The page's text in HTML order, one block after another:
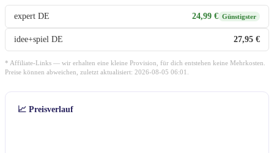
expert DE 24,99 € Günstigster
idee+spiel DE 27,95 €
* Affiliate-Links — wir erhalten eine kleine Provision, für dich entstehen keine Mehrkosten.
Preise können abweichen, zuletzt aktualisiert: 2026-08-05 06:01.
📈 Preisverlauf